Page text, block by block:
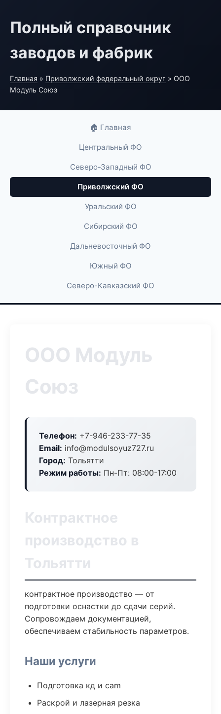
Полный справочник
заводов и фабрик
Главная » Приволжский федеральный округ » ООО
Модуль Союз
🏠 Главная
Центральный ФО
Северо-Западный ФО
Приволжский ФО
Уральский ФО
Сибирский ФО
Дальневосточный ФО
Южный ФО
Северо-Кавказский ФО
ООО Модуль
Союз
Телефон: +7-946-233-77-35
Email: info@modulsoyuz727.ru
Город: Тольятти
Режим работы: Пн-Пт: 08:00-17:00
Контрактное
производство в
Тольятти
контрактное производство — от
подготовки оснастки до сдачи серий.
Сопровождаем документацией,
обеспечиваем стабильность параметров.
Наши услуги
Подготовка кд и cam
Раскрой и лазерная резка